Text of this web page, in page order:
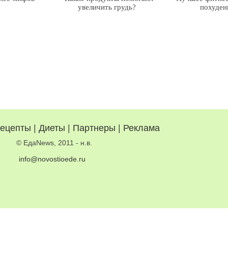
увеличить грудь?
Диеты Партнеры Реклама
© ЕдаNews, 2011 - н.в.
info@novostioede.ru